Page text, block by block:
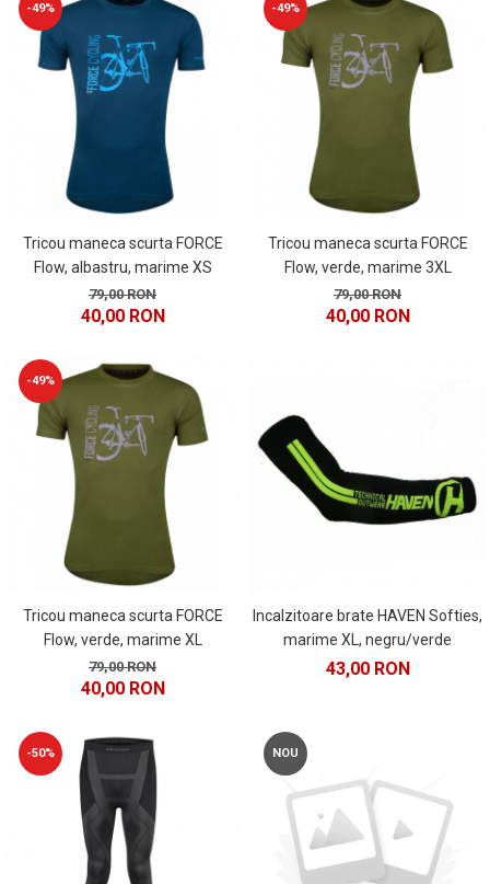
-49%
Tricou maneca scurta FORCE
Flow, albastru, marime XS
79,00 RON
40,00 RON
-49%
Tricou maneca scurta FORCE
Flow, verde, marime 3XL
79,00 RON
40,00 RON
-49%
Tricou maneca scurta FORCE
Flow, verde, marime XL
79,00 RON
40,00 RON
Incalzitoare brate HAVEN Softies,
marime XL, negru/verde
43,00 RON
-50% NOU